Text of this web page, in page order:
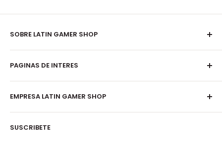
SOBRE LATIN GAMER SHOP
videojuegos y entretenimiento, con excelente atención y
precios justos, miles de clientes y cientos de ventas
mensuales certifican la satisfacción de nuestros
PAGINAS DE INTERES
Política de reembolso
Términos y condiciones
Acerca de nosotros
SUSCRIBETE
EMPRESA LATIN GAMER SHOP
Matricula mercantil: 02073785